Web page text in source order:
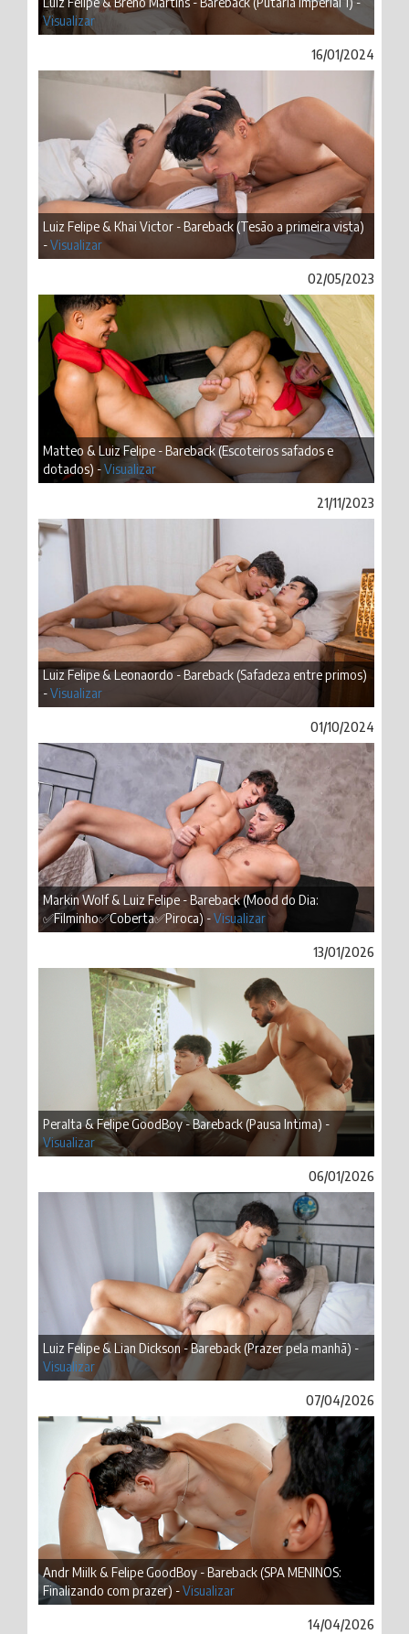
Visualizar
16/01/2024
Luiz Felipe & Khai Victor - Bareback (Tesão a primeira vista)
-Visualizar
02/05/2023
Matteo & Luiz Felipe - Bareback (Escoteiros safados e
dotados) -Visualizar
21/11/2023
Luiz Felipe & Leonaordo - Bareback (Safadeza entre primos)
-Visualizar
01/10/2024
Markin Wolf & Luiz Felipe - Bareback (Mood do Dia:
✅Filminho✅Coberta✅Piroca) -Visualizar
13/01/2026
Peralta & Felipe GoodBoy - Bareback (Pausa Intima) -
Visualizar
06/01/2026
Luiz Felipe & Lian Dickson - Bareback (Prazer pela manhã) -
Visualizar
07/04/2026
Andr Miilk & Felipe GoodBoy - Bareback (SPA MENINOS:
Finalizando com prazer) -Visualizar
14/04/2026